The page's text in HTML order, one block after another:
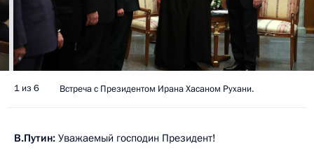
1 из 6 Встреча с Президентом Ирана Хасаном Рухани.
В.Путин: Уважаемый господин Президент!